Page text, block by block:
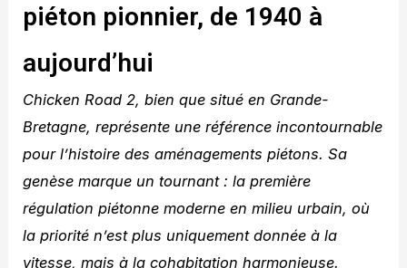
piéton pionnier, de 1940 à
aujourd’hui
Chicken Road 2, bien que situé en Grande-
Bretagne, représente une référence incontournable
pour l’histoire des aménagements piétons. Sa
genèse marque un tournant : la première
régulation piétonne moderne en milieu urbain, où
la priorité n’est plus uniquement donnée à la
vitesse, mais à la cohabitation harmonieuse.